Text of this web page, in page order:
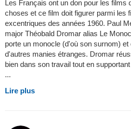
Les Français ont un don pour les films
choses et ce film doit figurer parmi les
excentriques des années 1960. Paul
major Théobald Dromar alias Le
porte un monocle (d'où son surnom)
d'autres manies étranges. Dromar
bien dans son travail tout en
...
Lire plus